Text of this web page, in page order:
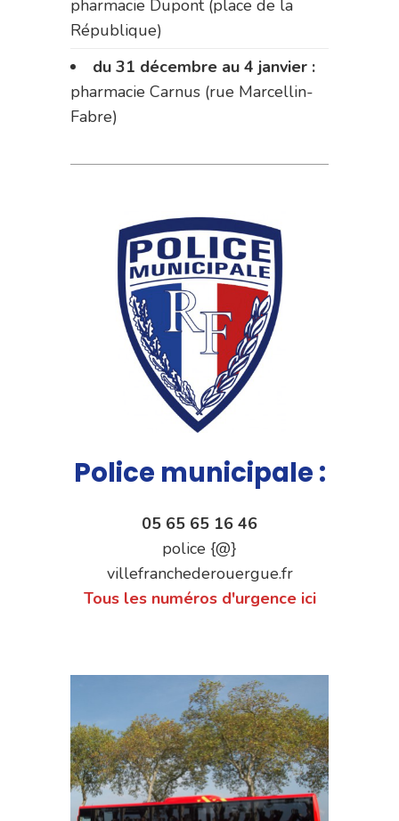
pharmacie Dupont (place de la
République)
du 31 décembre au 4 janvier :
pharmacie Carnus (rue Marcellin-
Fabre)
Police municipale :
05 65 65 16 46
police {@}
villefranchederouergue.fr
Tous les numéros d'urgence ici